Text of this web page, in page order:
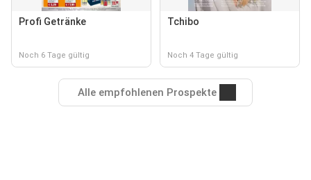
Profi Getränke
Noch 6 Tage gültig
Tchibo
Noch 4 Tage gültig
Alle empfohlenen Prospekte